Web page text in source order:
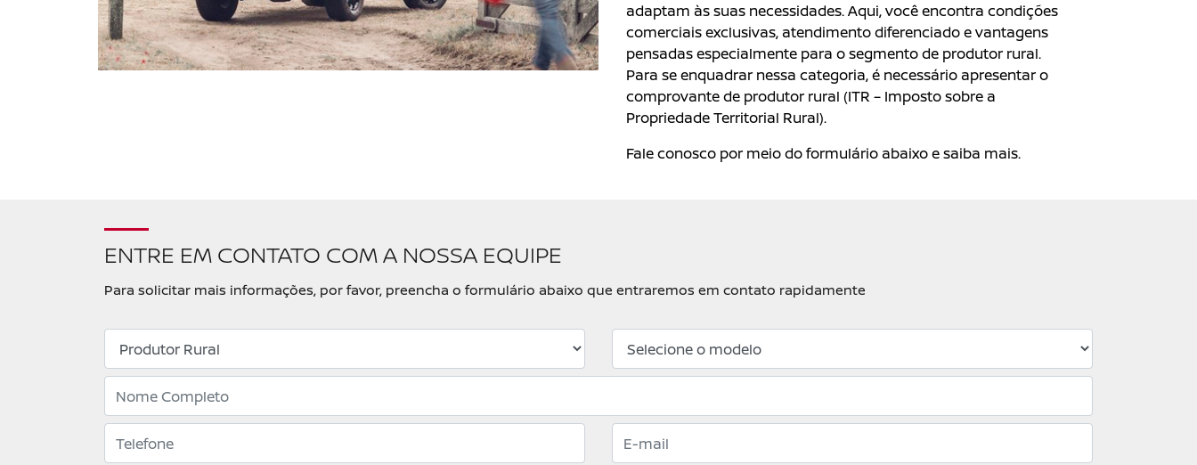
adaptam às suas necessidades. Aqui, você encontra condições
comerciais exclusivas, atendimento diferenciado e vantagens
pensadas especialmente para o segmento de produtor rural.
Para se enquadrar nessa categoria, é necessário apresentar o
comprovante de produtor rural (ITR – Imposto sobre a
Propriedade Territorial Rural).
Fale conosco por meio do formulário abaixo e saiba mais.
ENTRE EM CONTATO COM A NOSSA EQUIPE
Para solicitar mais informações, por favor, preencha o formulário abaixo que entraremos em contato rapidamente